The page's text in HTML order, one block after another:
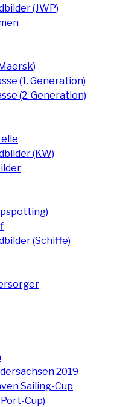
(JWP)
(1. Generation)
(2. Generation)
(KW)
(Schiffe)
2019
Sailing-Cup
Cup)